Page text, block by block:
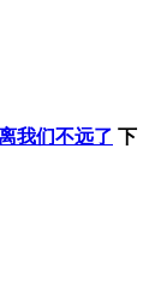
我们不远了 下